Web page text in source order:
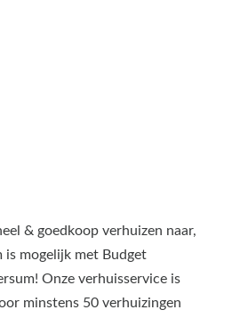
& goedkoop verhuizen naar,
is mogelijk met Budget
Onze verhuisservice is
minstens 50 verhuizingen